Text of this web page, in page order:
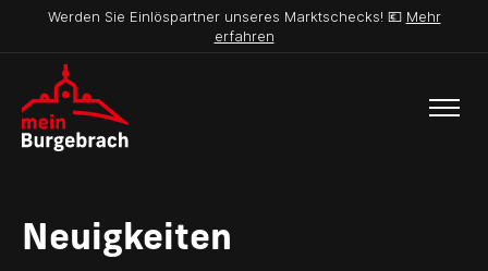
Werden Sie Einlöspartner unseres Marktschecks! 💶 Mehr
erfahren
Neuigkeiten